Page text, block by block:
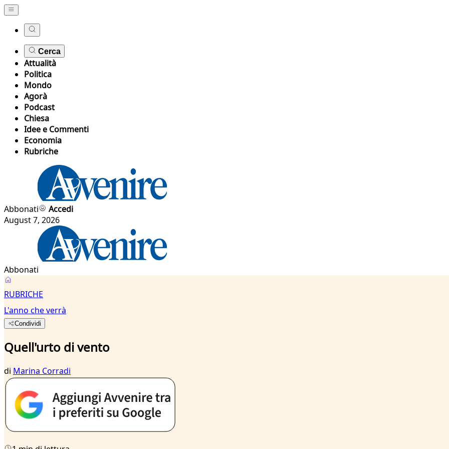
Cerca
Attualità
Politica
Mondo
Agorà
Podcast
Chiesa
Idee e Commenti
Economia
Rubriche
Abbonati
Accedi
August 7, 2026
Abbonati
RUBRICHE
L'anno che verrà
Condividi
Quell'urto di vento
di Marina Corradi